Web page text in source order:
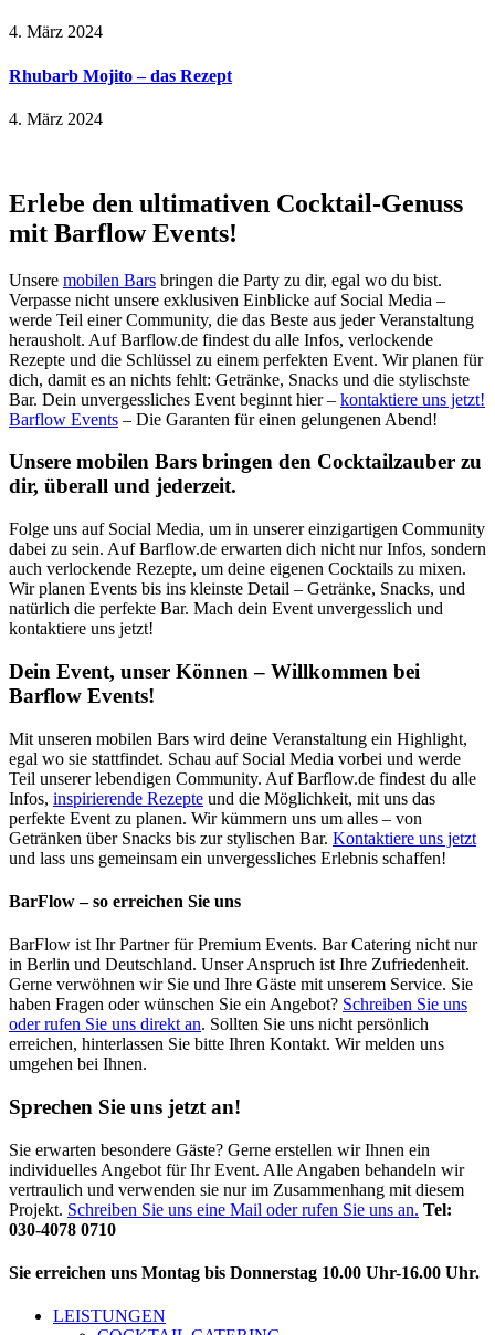
4. März 2024
Rhubarb Mojito – das Rezept
4. März 2024
Erlebe den ultimativen Cocktail-Genuss
mit Barflow Events!
Unsere mobilen Bars bringen die Party zu dir, egal wo du bist.
Verpasse nicht unsere exklusiven Einblicke auf Social Media –
werde Teil einer Community, die das Beste aus jeder Veranstaltung
herausholt. Auf Barflow.de findest du alle Infos, verlockende
Rezepte und die Schlüssel zu einem perfekten Event. Wir planen für
dich, damit es an nichts fehlt: Getränke, Snacks und die stylischste
Bar. Dein unvergessliches Event beginnt hier – kontaktiere uns jetzt!
Barflow Events – Die Garanten für einen gelungenen Abend!
Unsere mobilen Bars bringen den Cocktailzauber zu
dir, überall und jederzeit.
Folge uns auf Social Media, um in unserer einzigartigen Community
dabei zu sein. Auf Barflow.de erwarten dich nicht nur Infos, sondern
auch verlockende Rezepte, um deine eigenen Cocktails zu mixen.
Wir planen Events bis ins kleinste Detail – Getränke, Snacks, und
natürlich die perfekte Bar. Mach dein Event unvergesslich und
kontaktiere uns jetzt!
Dein Event, unser Können – Willkommen bei
Barflow Events!
Mit unseren mobilen Bars wird deine Veranstaltung ein Highlight,
egal wo sie stattfindet. Schau auf Social Media vorbei und werde
Teil unserer lebendigen Community. Auf Barflow.de findest du alle
Infos, inspirierende Rezepte und die Möglichkeit, mit uns das
perfekte Event zu planen. Wir kümmern uns um alles – von
Getränken über Snacks bis zur stylischen Bar. Kontaktiere uns jetzt
und lass uns gemeinsam ein unvergessliches Erlebnis schaffen!
BarFlow – so erreichen Sie uns
BarFlow ist Ihr Partner für Premium Events. Bar Catering nicht nur
in Berlin und Deutschland. Unser Anspruch ist Ihre Zufriedenheit.
Gerne verwöhnen wir Sie und Ihre Gäste mit unserem Service. Sie
haben Fragen oder wünschen Sie ein Angebot? Schreiben Sie uns
oder rufen Sie uns direkt an. Sollten Sie uns nicht persönlich
erreichen, hinterlassen Sie bitte Ihren Kontakt. Wir melden uns
umgehen bei Ihnen.
Sprechen Sie uns jetzt an!
Sie erwarten besondere Gäste? Gerne erstellen wir Ihnen ein
individuelles Angebot für Ihr Event. Alle Angaben behandeln wir
vertraulich und verwenden sie nur im Zusammenhang mit diesem
Projekt. Schreiben Sie uns eine Mail oder rufen Sie uns an. Tel:
030-4078 0710
Sie erreichen uns Montag bis Donnerstag 10.00 Uhr-16.00 Uhr.
LEISTUNGEN